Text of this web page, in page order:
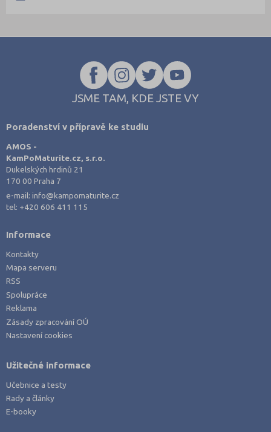
JSME TAM, KDE JSTE VY
Poradenství v přípravě ke studiu
AMOS -
KamPoMaturite.cz, s.r.o.
Dukelských hrdinů 21
170 00 Praha 7
e-mail:info@kampomaturite.cz
tel: +420 606 411 115
Informace
Kontakty
Mapa serveru
RSS
Spolupráce
Reklama
Zásady zpracování OÚ
Nastavení cookies
Užitečné informace
Učebnice a testy
Rady a články
E-booky